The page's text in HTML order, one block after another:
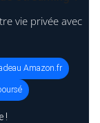
vie privée avec
Amazon.fr
!